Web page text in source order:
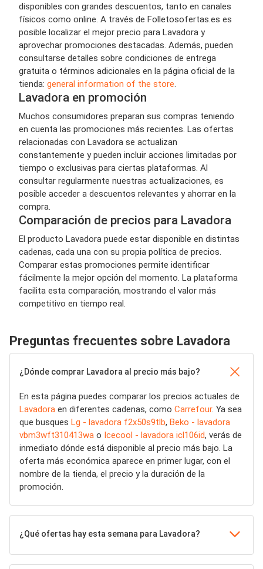
disponibles con grandes descuentos, tanto en canales
físicos como online. A través de Folletosofertas.es es
posible localizar el mejor precio para Lavadora y
aprovechar promociones destacadas. Además, pueden
consultarse detalles sobre condiciones de entrega
gratuita o términos adicionales en la página oficial de la
tienda: general information of the store.
Lavadora en promoción
Muchos consumidores preparan sus compras teniendo
en cuenta las promociones más recientes. Las ofertas
relacionadas con Lavadora se actualizan
constantemente y pueden incluir acciones limitadas por
tiempo o exclusivas para ciertas plataformas. Al
consultar regularmente nuestras actualizaciones, es
posible acceder a descuentos relevantes y ahorrar en la
compra.
Comparación de precios para Lavadora
El producto Lavadora puede estar disponible en distintas
cadenas, cada una con su propia política de precios.
Comparar estas promociones permite identificar
fácilmente la mejor opción del momento. La plataforma
facilita esta comparación, mostrando el valor más
competitivo en tiempo real.
Preguntas frecuentes sobre Lavadora
¿Dónde comprar Lavadora al precio más bajo?
En esta página puedes comparar los precios actuales de
Lavadora en diferentes cadenas, como Carrefour. Ya sea
que busques Lg - lavadora f2x50s9tlb, Beko - lavadora
vbm3wft310413wa o Icecool - lavadora icl106id, verás de
inmediato dónde está disponible al precio más bajo. La
oferta más económica aparece en primer lugar, con el
nombre de la tienda, el precio y la duración de la
promoción.
¿Qué ofertas hay esta semana para Lavadora?